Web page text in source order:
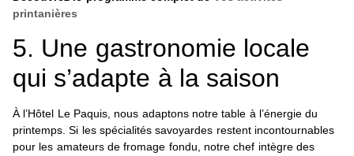
printanières
5. Une gastronomie locale
qui s’adapte à la saison
À l’Hôtel Le Paquis, nous adaptons notre table à l’énergie du
printemps. Si les spécialités savoyardes restent incontournables
pour les amateurs de fromage fondu, notre chef intègre des